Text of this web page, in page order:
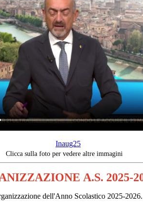
Clicca sulla foto per vedere altre immagini
A.S. 2025-
dell'Anno Scolastico 2025-2026.